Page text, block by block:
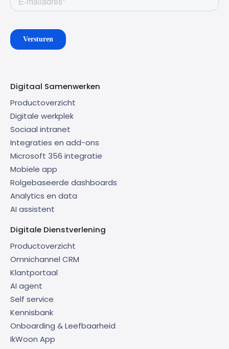
Digitaal Samenwerken
Productoverzicht
Digitale werkplek
Sociaal intranet
Integraties en add-ons
Microsoft 356 integratie
Mobiele app
Rolgebaseerde dashboards
Analytics en data
AI assistent
Digitale Dienstverlening
Productoverzicht
Omnichannel CRM
Klantportaal
AI agent
Self service
Kennisbank
Onboarding & Leefbaarheid
IkWoon App